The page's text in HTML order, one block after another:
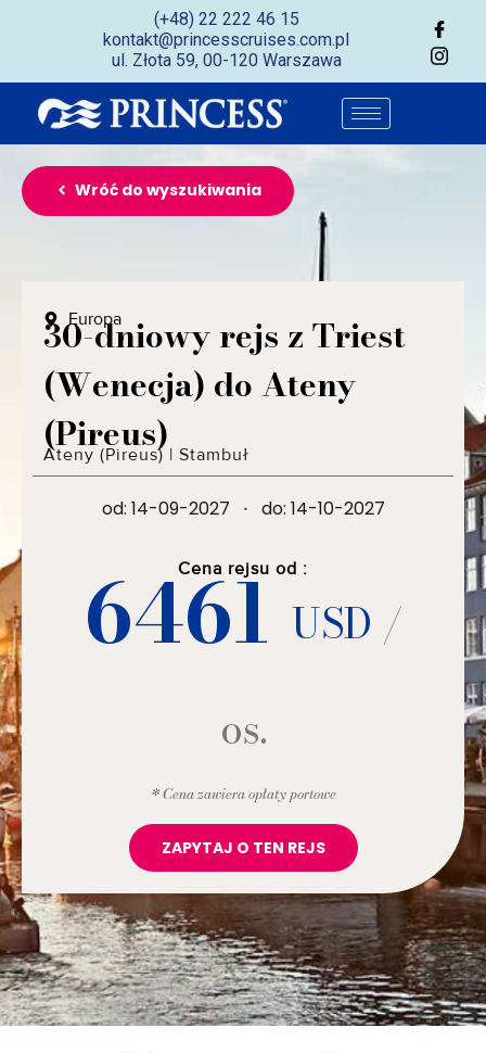
(+48) 22 222 46 15
kontakt@princesscruises.com.pl
ul. Złota 59, 00-120 Warszawa
Wróć do wyszukiwania
Europa
30-dniowy rejs z Triest
(Wenecja) do Ateny
(Pireus)
Ateny (Pireus) | Stambuł
od: 14-09-2027 · do: 14-10-2027
Cena rejsu od :
6461USD /
os.
* Cena zawiera opłaty portowe
ZAPYTAJ O TEN REJS